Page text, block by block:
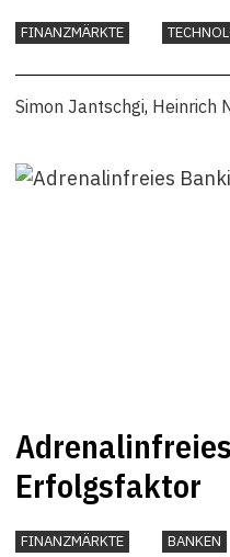
FINANZMÄRKTE
Simon Jantschgi, Heinrich
Erfolgsfaktor
FINANZMÄRKTE BANKEN